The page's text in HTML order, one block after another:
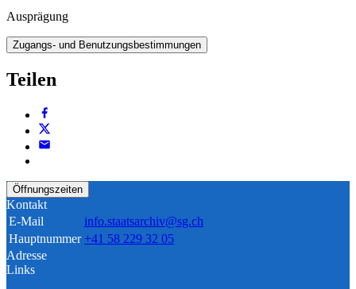
Ausprägung
Zugangs- und Benutzungsbestimmungen
Teilen
Öffnungszeiten
Kontakt
E-Mail
info.staatsarchiv@sg.ch
Hauptnummer +41 58 229 32 05
Adresse
Links